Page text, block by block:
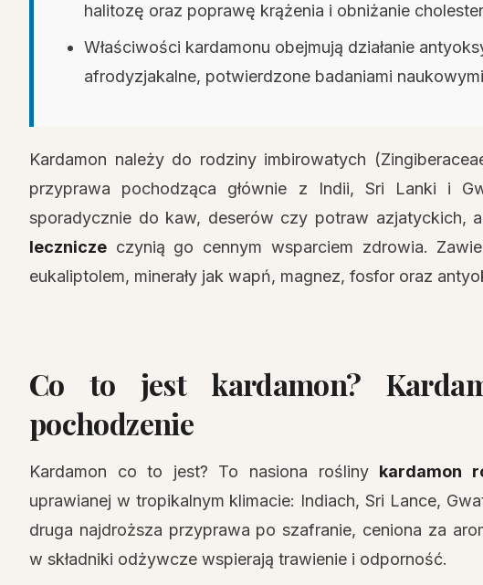
halitozę oraz poprawę krążenia i obniżanie
Właściwości kardamonu obejmują działanie
afrodyzjakalne, potwierdzone badaniami
Kardamon należy do rodziny imbirowatych
przyprawa pochodząca głównie z Indii, Sri Lanki i
sporadycznie do kaw, deserów czy potraw azjatyckich,
lecznicze czynią go cennym wsparciem zdrowia.
eukaliptolem, minerały jak wapń, magnez, fosfor oraz
Co to jest kardamon?
pochodzenie
Kardamon co to jest? To nasiona rośliny kardamon
uprawianej w tropikalnym klimacie: Indiach, Sri Lance,
druga najdroższa przyprawa po szafranie, ceniona za
w składniki odżywcze wspierają trawienie i odporność.